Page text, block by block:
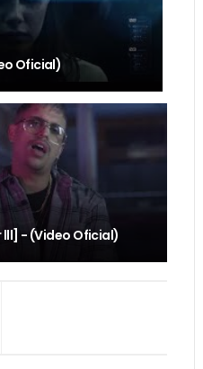
Oficial)
- (Video Oficial)